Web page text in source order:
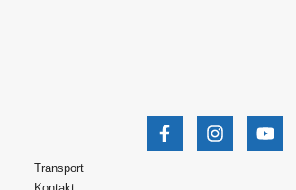
Transport